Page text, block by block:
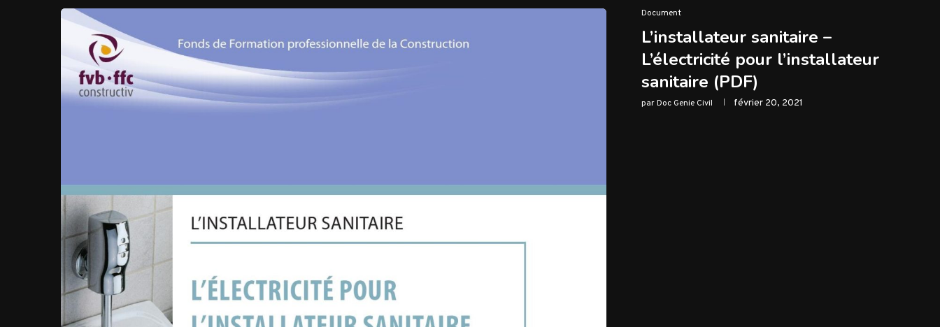
Document
L’installateur sanitaire –
L’électricité pour l’installateur
sanitaire (PDF)
parDoc Genie Civil février 20, 2021